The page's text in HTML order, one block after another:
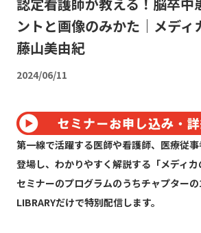
ントと画像のみかた｜メディ
藤山美由紀
2024/06/11
第一線で活躍する医師や看護師、医療従
登場し、わかりやすく解説する「メディ
セミナーのプログラムのうちチャプター
LIBRARYだけで特別配信します。